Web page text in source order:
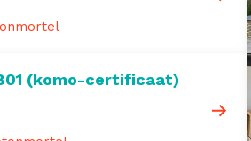
(komo-certificaat)